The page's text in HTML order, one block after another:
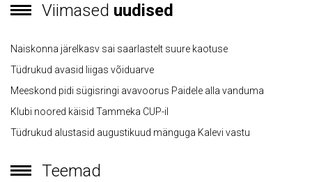
Viimased uudised
Naiskonna järelkasv sai saarlastelt suure kaotuse
Tüdrukud avasid liigas võiduarve
Meeskond pidi sügisringi avavoorus Paidele alla vanduma
Klubi noored käisid Tammeka CUP-il
Tüdrukud alustasid augustikuud mänguga Kalevi vastu
Teemad